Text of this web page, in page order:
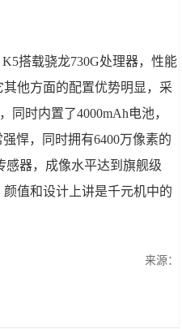
搭载骁龙730G处理器，性能
其他方面的配置优势明显，采
同时内置了4000mAh电池，
悍，同时拥有6400万像素的
感器，成像水平达到旗舰级
值和设计上讲是千元机中的
来源：